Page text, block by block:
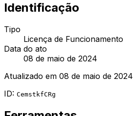
Identificação
Tipo
Licença de Funcionamento
Data do ato
08 de maio de 2024
Atualizado em 08 de maio de 2024
ID: CemstkfCRg